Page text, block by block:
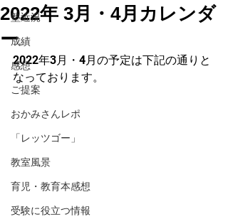
塾近況
成績
感想
ご提案
おかみさんレポ
「レッツゴー」
教室風景
育児・教育本感想
受験に役立つ情報
2022年 3月・4月カレンダ
ー
2022年3月・4月の予定は下記の通りと
なっております。